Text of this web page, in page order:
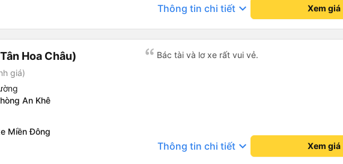
Thông tin chi tiết keyboard_arrow_down Xem giá
Hoa Châu)
giá)
An Khê
Miền Đông
Bác tài và lơ xe rất vui vẻ.
Thông tin chi tiết keyboard_arrow_down Xem giá